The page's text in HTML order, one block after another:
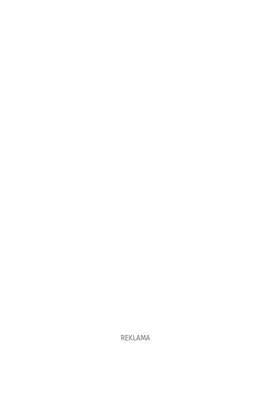
REKLAMA